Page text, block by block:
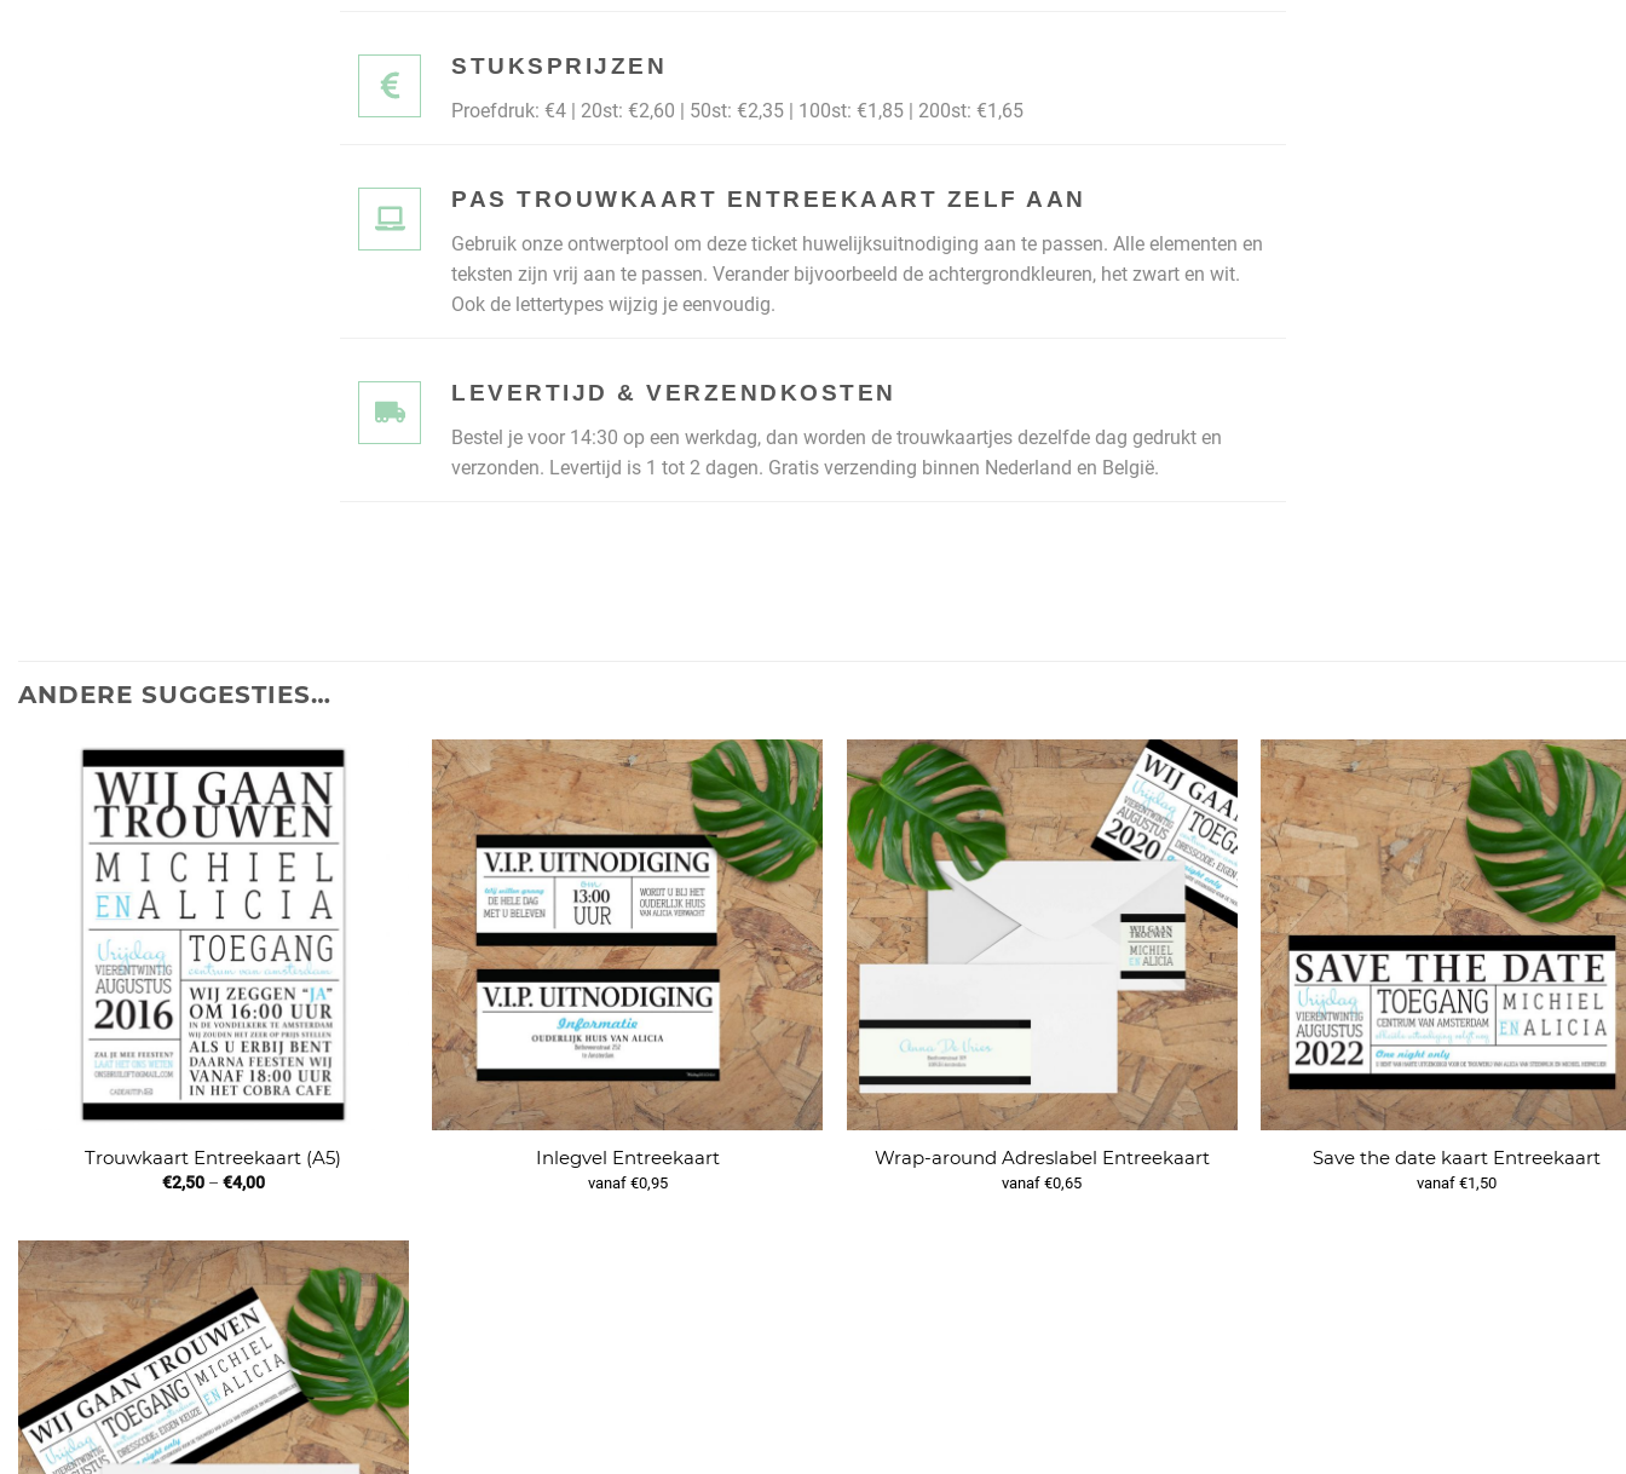
STUKSPRIJZEN
Proefdruk: €4 | 20st: €2,60 | 50st: €2,35 | 100st: €1,85 | 200st: €1,65
PAS TROUWKAART ENTREEKAART ZELF AAN
Gebruik onze ontwerptool om deze ticket huwelijksuitnodiging aan te passen. Alle elementen en
teksten zijn vrij aan te passen. Verander bijvoorbeeld de achtergrondkleuren, het zwart en wit.
Ook de lettertypes wijzig je eenvoudig.
LEVERTIJD & VERZENDKOSTEN
Bestel je voor 14:30 op een werkdag, dan worden de trouwkaartjes dezelfde dag gedrukt en
verzonden. Levertijd is 1 tot 2 dagen. Gratis verzending binnen Nederland en België.
ANDERE SUGGESTIES…
Trouwkaart Entreekaart (A5)
€2,50– €4,00
Inlegvel Entreekaart
vanaf €0,95
Wrap-around Adreslabel Entreekaart
vanaf €0,65
Save the date kaart Entreekaart
vanaf €1,50